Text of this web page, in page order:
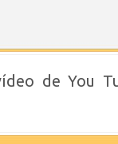
de You